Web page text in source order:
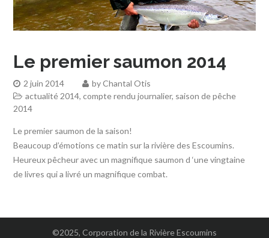
Le premier saumon 2014
2 juin 2014 byChantal Otis
actualité 2014,compte rendu journalier, saison de pêche
2014
Le premier saumon de la saison!
Beaucoup d’émotions ce matin sur la rivière des Escoumins.
Heureux pêcheur avec un magnifique saumon d ‘une vingtaine
de livres qui a livré un magnifique combat.
©2025, Corporation de la Rivière Escoumins